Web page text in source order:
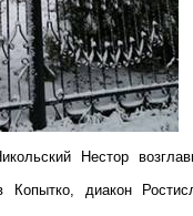
Нестор
Копытко, диакон